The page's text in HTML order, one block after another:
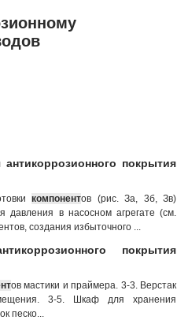
покрытия
компонентов (рис. За, 3б, Зв)
давления в насосном агрегате (см.
создания избыточного ...
покрытия
ов мастики и праймера. 3-3. Верстак
3-5. Шкаф для хранения
песко...